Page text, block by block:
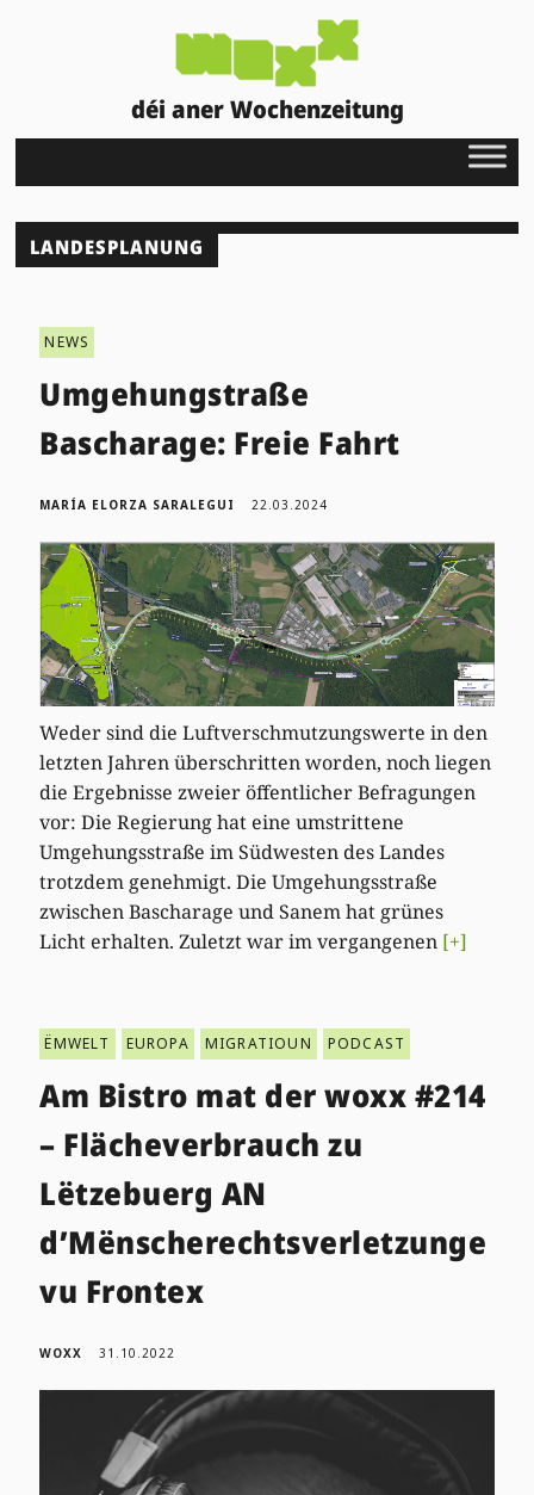
déi aner Wochenzeitung
LANDESPLANUNG
NEWS
Umgehungstraße
Bascharage: Freie Fahrt
MARÍA ELORZA SARALEGUI 22.03.2024
Weder sind die Luftverschmutzungswerte in den
letzten Jahren überschritten worden, noch liegen
die Ergebnisse zweier öffentlicher Befragungen
vor: Die Regierung hat eine umstrittene
Umgehungsstraße im Südwesten des Landes
trotzdem genehmigt. Die Umgehungsstraße
zwischen Bascharage und Sanem hat grünes
Licht erhalten. Zuletzt war im vergangenen [+]
ËMWELT EUROPA MIGRATIOUN PODCAST
Am Bistro mat der woxx #214
– Flächeverbrauch zu
Lëtzebuerg AN
d’Mënscherechtsverletzunge
vu Frontex
WOXX 31.10.2022